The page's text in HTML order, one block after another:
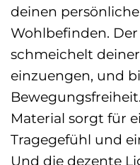
deinen
Wohlbefinden.
schmeichelt
einzuengen, und
Material sorgt für
Tragegefühl und
Und die dezente